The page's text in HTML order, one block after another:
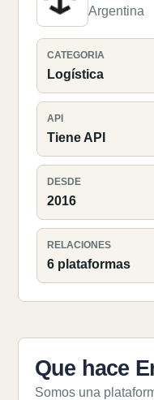
Argentina
CATEGORIA
Logística
API
Tiene API
DESDE
2016
RELACIONES
6 plataformas
Que hace
Somos una